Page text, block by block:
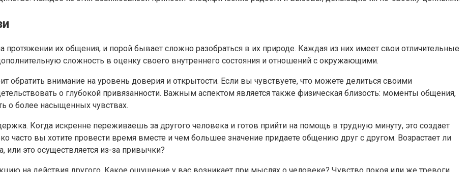
их общения, и порой бывает сложно разобраться в их природе. Каждая из них имеет свои отличительные
сложность в оценку своего внутреннего состояния и отношений с окружающими.
обратить внимание на уровень доверия и открытости. Если вы чувствуете, что можете делиться своими
о глубокой привязанности. Важным аспектом является также физическая близость: моменты общения,
о более насыщенных чувствах.
Когда искренне переживаешь за другого человека и готов прийти на помощь в трудную минуту, это создает
часто вы хотите провести время вместе и чем большее значение придаете общению друг с другом. Возрастает ли
это осуществляется из-за привычки?